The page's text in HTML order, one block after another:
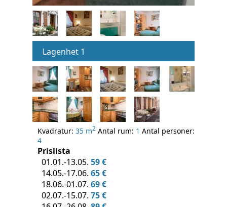
museer
Lagenhet 1
Kvadratur: 35 m2 Antal rum: 1 Antal personer:
4
Prislista
01.01.-13.05. 59 €
14.05.-17.06. 65 €
18.06.-01.07. 69 €
02.07.-15.07. 75 €